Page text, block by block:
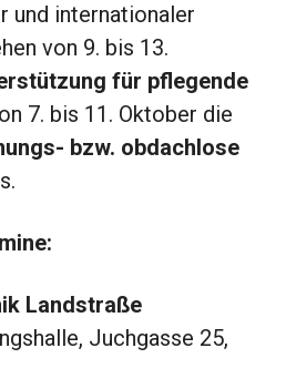
und internationaler
von 9. bis 13.
für pflegende
7. bis 11. Oktober die
bzw. obdachlose
Landstraße
Juchgasse 25,